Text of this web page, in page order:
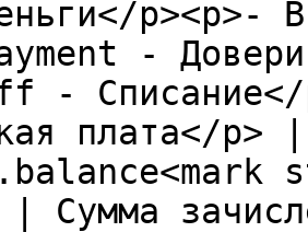
p><p>-
-
-
плата</p> |